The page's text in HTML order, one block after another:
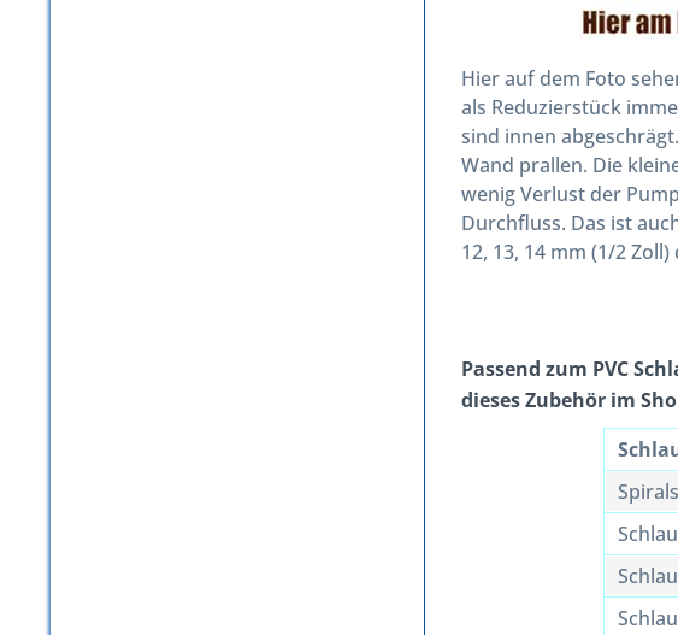
Hier auf dem Foto
als Reduzierstück
sind innen
Wand prallen. Die
wenig Verlust der
Durchfluss. Das ist
12, 13, 14 mm (1/2 Zoll)
Passend zum PVC
dieses Zubehör im